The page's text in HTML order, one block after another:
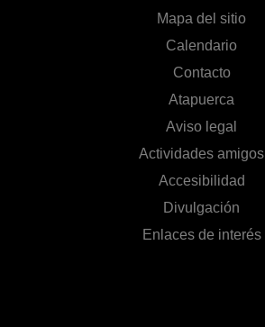
Mapa del sitio
Calendario
Contacto
Atapuerca
Aviso legal
Actividades amigos
Accesibilidad
Divulgación
Enlaces de interés